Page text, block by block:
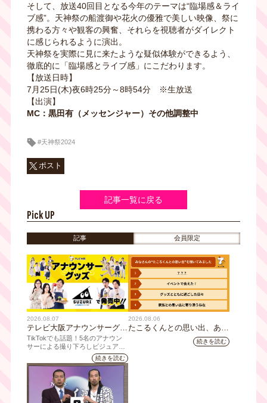
そして、放送40回目となる今年のテーマは“臨場感＆ライ
ブ感”。天神祭の船渡御や花火の優雅で美しい映像、祭に
携わる方々や観客の興奮、それらを視聴者がダイレクト
に感じられるように演出。
天神祭を実際に見に来たような疑似体験ができるよう、
徹底的に「臨場感とライブ感」にこだわります。
【放送日時】
7月25日(木)夜6時25分～8時54分 ※生放送
【出演】
MC：黒田有（メッセンジャー）その他調整中
#天神祭2024
ポスト
記事一覧に戻る
Pick UP
記事 会員限定
2026.08.07
テレビ大阪アナウンサーグッ
ズの新商品 8月8日(土)に発
売！ テーマは「個性全開」5
人それぞれの"らしさ"を詰め
込んだアイテムが登場
TikTokでも話題！5名のアナウン
サーによる撮り下ろしビジュアル
を使用した新グッズを発売続きを読む
2026.08.06
たこるくんとの思い出、あり
ますか？会員のみなさんに聞
続きを読む